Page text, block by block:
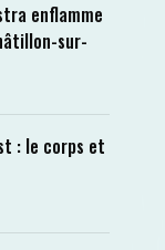
enflamme
sur-
: le corps et